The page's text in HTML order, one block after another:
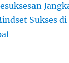
Sukses